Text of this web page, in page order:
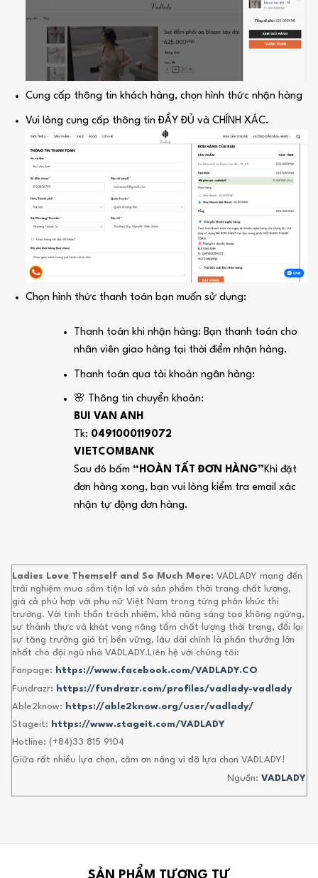
Cung cấp thông tin khách hàng, chọn hình thức nhận hàng
Vui lòng cung cấp thông tin ĐẦY ĐỦ và CHÍNH XÁC.
Chọn hình thức thanh toán bạn muốn sử dụng:
Thanh toán khi nhận hàng: Bạn thanh toán cho
nhân viên giao hàng tại thời điểm nhận hàng.
Thanh toán qua tài khoản ngân hàng:
🌸 Thông tin chuyển khoản:
BUI VAN ANH
Tk: 0491000119072
VIETCOMBANK
Sau đó bấm “HOÀN TẤT ĐƠN HÀNG”Khi đặt
đơn hàng xong, bạn vui lòng kiểm tra email xác
nhận tự động đơn hàng.
Ladies Love Themself and So Much More: VADLADY mang đến
trải nghiệm mua sắm tiện lợi và sản phẩm thời trang chất lượng,
giá cả phù hợp với phụ nữ Việt Nam trong từng phân khúc thị
trường. Với tinh thần trách nhiệm, khả năng sáng tạo không ngừng,
sự thành thực và khát vọng nâng tầm chất lượng thời trang, đổi lại
sự tăng trưởng giá trị bền vững, lâu dài chính là phần thưởng lớn
nhất cho đội ngũ nhà VADLADY.Liên hệ với chúng tôi:
Fanpage:
https://www.facebook.com/VADLADY.CO
Fundrazr:
https://fundrazr.com/profiles/vadlady-vadlady
Able2know:
https://able2know.org/user/vadlady/
Stageit:
https://www.stageit.com/VADLADY
Hotline: (+84)33 815 9104
Giữa rất nhiều lựa chọn, cảm ơn nàng vì đã lựa chọn VADLADY!
Nguồn: VADLADY
SẢN PHẨM TƯƠNG TỰ